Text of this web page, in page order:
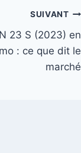
SUIVANT
23 S (2023) en
: ce que dit le
marché